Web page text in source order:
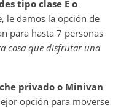
tipo clase E o
le damos la opción de
para hasta 7 personas
cosa que disfrutar una
privado o Minivan
opción para moverse